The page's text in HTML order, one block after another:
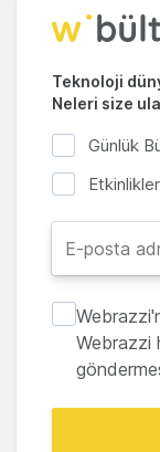
Teknoloji
Neleri size
Günlük
Etkinlikler
Webrazzi